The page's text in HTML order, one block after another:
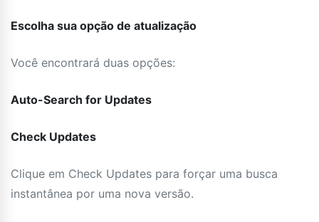
Escolha sua opção de atualização
Você encontrará duas opções:
Auto-Search for Updates
Check Updates
Clique em Check Updates para forçar uma busca
instantânea por uma nova versão.